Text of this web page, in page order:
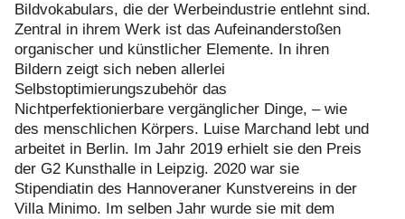
Bildvokabulars, die der Werbeindustrie entlehnt sind.
Zentral in ihrem Werk ist das Aufeinanderstoßen
organischer und künstlicher Elemente. In ihren
Bildern zeigt sich neben allerlei
Selbstoptimierungszubehör das
Nichtperfektionierbare vergänglicher Dinge, – wie
des menschlichen Körpers. Luise Marchand lebt und
arbeitet in Berlin. Im Jahr 2019 erhielt sie den Preis
der G2 Kunsthalle in Leipzig. 2020 war sie
Stipendiatin des Hannoveraner Kunstvereins in der
Villa Minimo. Im selben Jahr wurde sie mit dem